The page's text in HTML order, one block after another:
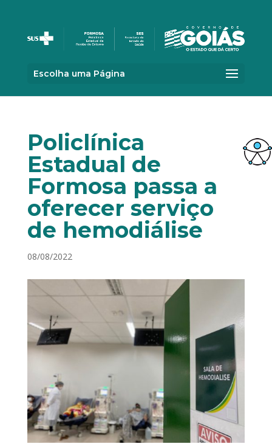
Escolha uma Página
Policlínica
Estadual de
Formosa passa a
oferecer serviço
de hemodiálise
08/08/2022